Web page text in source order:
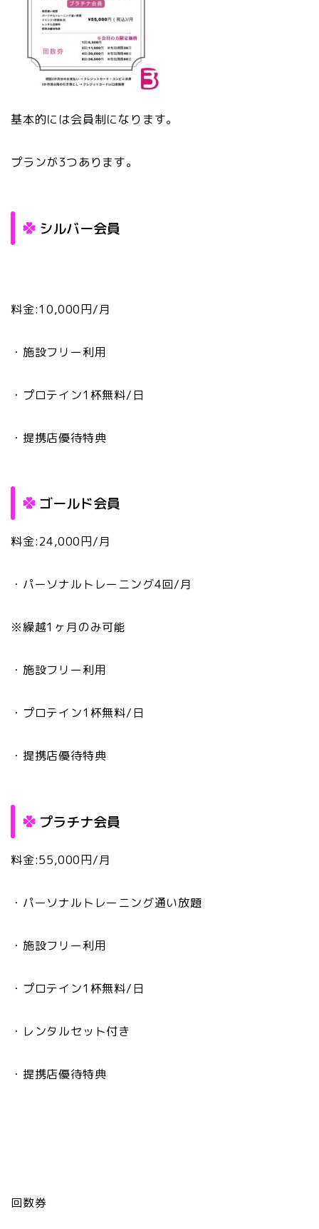
基本的には会員制になります。
プランが3つあります。
シルバー会員
料金:10,000円/月
・施設フリー利用
・プロテイン1杯無料/日
・提携店優待特典
ゴールド会員
料金:24,000円/月
・パーソナルトレーニング4回/月
※繰越1ヶ月のみ可能
・施設フリー利用
・プロテイン1杯無料/日
・提携店優待特典
プラチナ会員
料金:55,000円/月
・パーソナルトレーニング通い放題
・施設フリー利用
・プロテイン1杯無料/日
・レンタルセット付き
・提携店優待特典
回数券